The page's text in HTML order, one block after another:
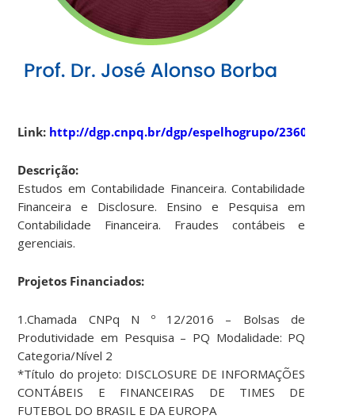
Link: http://dgp.cnpq.br/dgp/espelhogrupo/23607
Descrição:
Estudos em Contabilidade Financeira. Contabilidade
Financeira e Disclosure. Ensino e Pesquisa em
Contabilidade Financeira. Fraudes contábeis e
gerenciais.
Projetos Financiados:
1.Chamada CNPq N º 12/2016 – Bolsas de
Produtividade em Pesquisa – PQ Modalidade: PQ
Categoria/Nível 2
*Título do projeto: DISCLOSURE DE INFORMAÇÕES
CONTÁBEIS E FINANCEIRAS DE TIMES DE
FUTEBOL DO BRASIL E DA EUROPA